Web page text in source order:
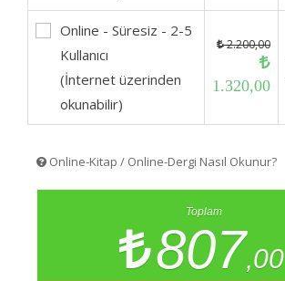
Online - Süresiz - 2-5
Kullanıcı
(İnternet üzerinden
okunabilir)
2.200,00
1.320,00
Online-Kitap / Online-Dergi Nasıl Okunur?
Toplam
807,00